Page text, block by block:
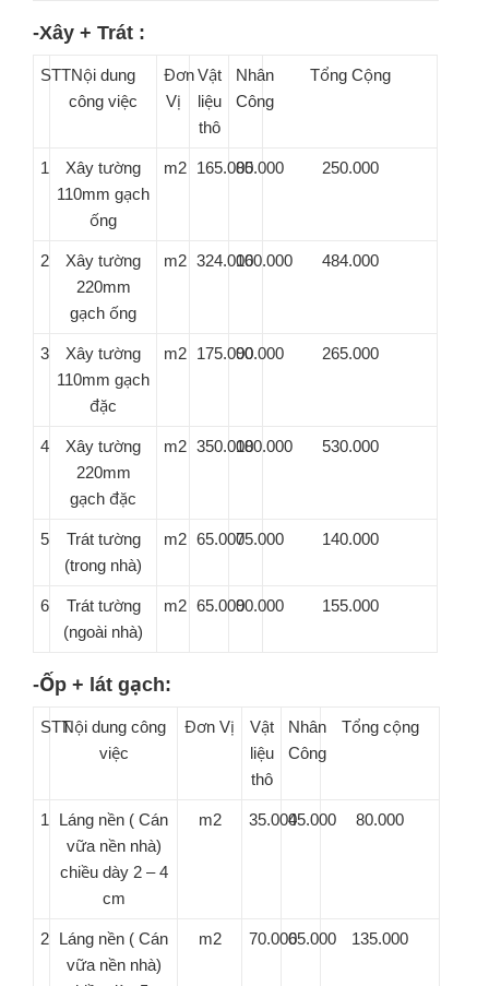
-Xây + Trát :
STTNội dung
công việc
Đơn
Vị
Vật
liệu
thô
Nhân
Công
Tổng Cộng
1
Xây tường
110mm gạch
ống
m2 165.00085.000 250.000
2
Xây tường
220mm
gạch ống
m2 324.000160.000 484.000
3
Xây tường
110mm gạch
đặc
m2 175.00090.000 265.000
4
Xây tường
220mm
gạch đặc
m2 350.000180.000 530.000
5
Trát tường
(trong nhà)
m2 65.00075.000 140.000
6
Trát tường
(ngoài nhà)
m2 65.00090.000 155.000
-Ốp + lát gạch:
STTNội dung công
việc
Đơn Vị
Vật
liệu
thô
Nhân
Công
Tổng cộng
1 Láng nền ( Cán
vữa nền nhà)
chiều dày 2 – 4
cm
m2 35.00045.000 80.000
2 Láng nền ( Cán
vữa nền nhà)
m2 70.00065.000 135.000